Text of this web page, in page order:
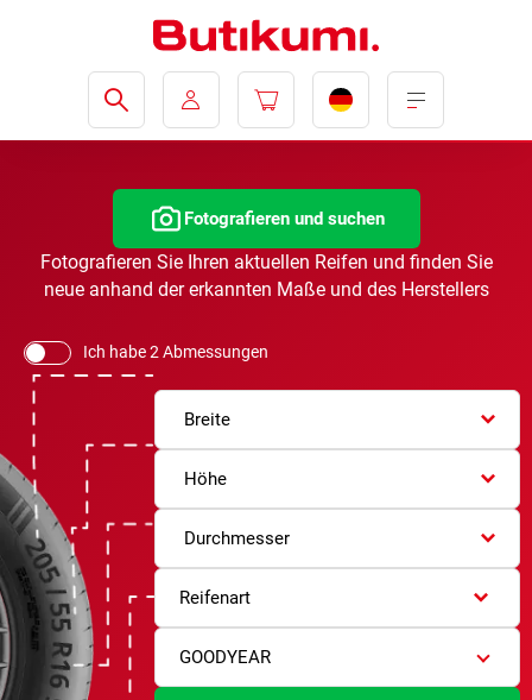
Fotografieren und suchen
Fotografieren Sie Ihren aktuellen Reifen und finden Sie
neue anhand der erkannten Maße und des Herstellers
Ich habe 2 Abmessungen
Breite
Höhe
Durchmesser
Reifenart
GOODYEAR